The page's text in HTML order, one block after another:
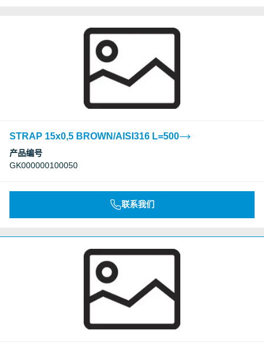
STRAP 15x0,5 BROWN/AISI316 L=500
产品编号
GK000000100050
联系我们